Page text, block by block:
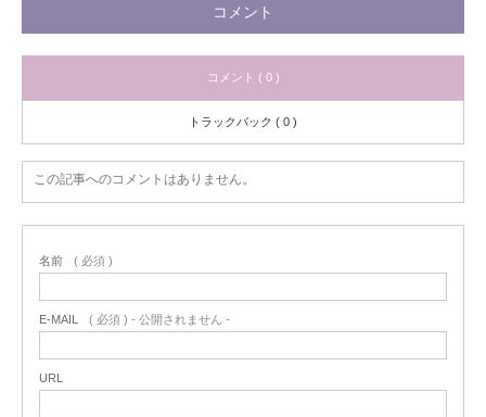
コメント
コメント ( 0 )
トラックバック ( 0 )
この記事へのコメントはありません。
名前 ( 必須 )
E-MAIL ( 必須 ) - 公開されません -
URL